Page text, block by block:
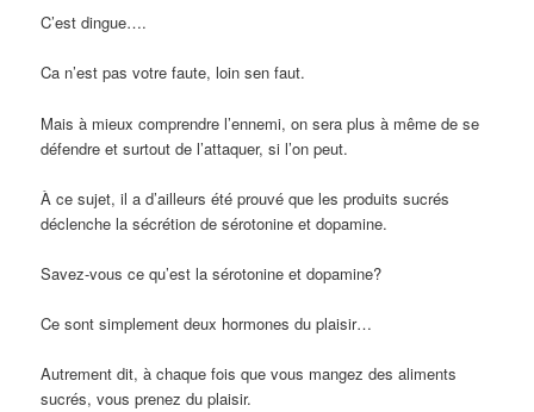
C’est dingue….
Ca n’est pas votre faute, loin sen faut.
Mais à mieux comprendre l’ennemi, on sera plus à même de se
défendre et surtout de l’attaquer, si l’on peut.
À ce sujet, il a d’ailleurs été prouvé que les produits sucrés
déclenche la sécrétion de sérotonine et dopamine.
Savez-vous ce qu’est la sérotonine et dopamine?
Ce sont simplement deux hormones du plaisir…
Autrement dit, à chaque fois que vous mangez des aliments
sucrés, vous prenez du plaisir.